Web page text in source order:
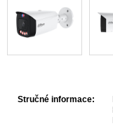
Stručné informace: